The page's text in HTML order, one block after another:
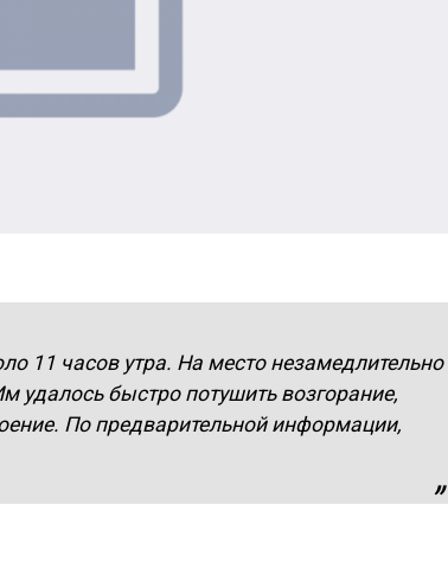
11 часов утра. На место незамедлительно
быстро потушить возгорание,
По предварительной информации,